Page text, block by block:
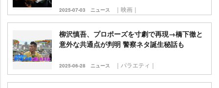
2025-07-03 ニュース ｜映画｜
柳沢慎吾、プロポーズを寸劇で再現→橋下徹と
意外な共通点が判明 警察ネタ誕生秘話も
2025-06-28 ニュース ｜バラエティ｜